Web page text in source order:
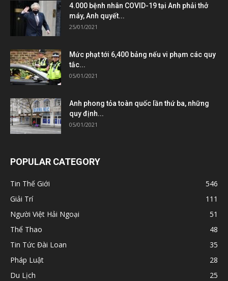
4.000 bệnh nhân COVID-19 tại Anh phải thở
máy, Anh quyết...
25/01/2021
Mức phạt tới 6,400 bảng nếu vi phạm các quy
tắc...
05/01/2021
Anh phong tỏa toàn quốc lần thứ ba, những
quy định...
05/01/2021
POPULAR CATEGORY
Tin Thế Giới
546
Giải Trí
111
Người Việt Hải Ngoại
51
Thể Thao
48
Tin Tức Đài Loan
35
Pháp Luật
28
Du Lịch
25